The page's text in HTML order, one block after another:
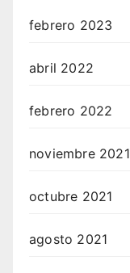
febrero 2023
abril 2022
febrero 2022
noviembre 2021
octubre 2021
agosto 2021